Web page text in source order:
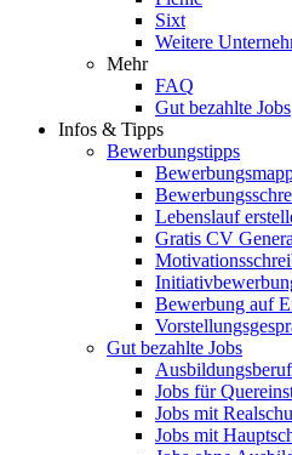
Sixt
Weitere
Mehr
FAQ
Gut bezahlte Jobs
Infos & Tipps
Bewerbungstipps
Lebenslauf
Gratis CV
Bewerbung auf
Gut bezahlte Jobs
Jobs für
Jobs mit
Jobs mit